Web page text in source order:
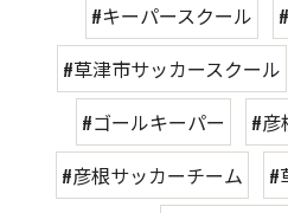
#キーパースクール
#草津市サッカースクール
#ゴールキーパー
#彦
#彦根サッカーチーム
#